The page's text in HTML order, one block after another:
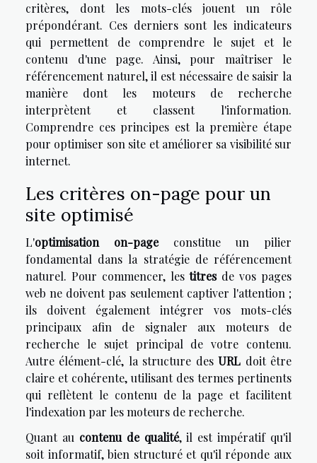
critères, dont les mots-clés jouent un rôle
prépondérant. Ces derniers sont les indicateurs
qui permettent de comprendre le sujet et le
contenu d'une page. Ainsi, pour maîtriser le
référencement naturel, il est nécessaire de saisir la
manière dont les moteurs de recherche
interprètent et classent l'information.
Comprendre ces principes est la première étape
pour optimiser son site et améliorer sa visibilité sur
internet.
Les critères on-page pour un
site optimisé
L'optimisation on-pageconstitue un pilier
fondamental dans la stratégie de référencement
naturel. Pour commencer, lestitresde vos pages
web ne doivent pas seulement captiver l'attention ;
ils doivent également intégrer vos mots-clés
principaux afin de signaler aux moteurs de
recherche le sujet principal de votre contenu.
Autre élément-clé, la structure desURL doit être
claire et cohérente, utilisant des termes pertinents
qui reflètent le contenu de la page et facilitent
l'indexation par les moteurs de recherche.
Quant au contenu de qualité, il est impératif qu'il
soit informatif, bien structuré et qu'il réponde aux